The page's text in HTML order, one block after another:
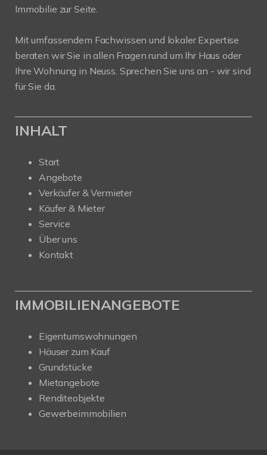
Immobilie zur Seite.
Mit umfassendem Fachwissen und lokaler Expertise
beraten wir Sie in allen Fragen rund um Ihr Haus oder
Ihre Wohnung in Neuss. Sprechen Sie uns an - wir sind
für Sie da.
INHALT
Start
Angebote
Verkäufer & Vermieter
Käufer & Mieter
Service
Über uns
Kontakt
IMMOBILIENANGEBOTE
Eigentumswohnungen
Häuser zum Kauf
Grundstücke
Mietangebote
Renditeobjekte
Gewerbeimmobilien